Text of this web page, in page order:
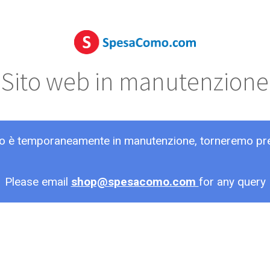
Sito web in manutenzione
è temporaneamente in manutenzione, torneremo
Please email shop@spesacomo.com for any query